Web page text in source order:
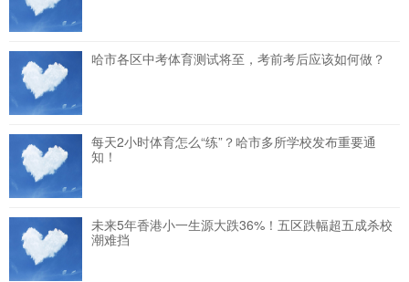
哈市各区中考体育测试将至，考前考后应该如何做？
每天2小时体育怎么“练”？哈市多所学校发布重要通
知！
未来5年香港小一生源大跌36%！五区跌幅超五成杀校
潮难挡